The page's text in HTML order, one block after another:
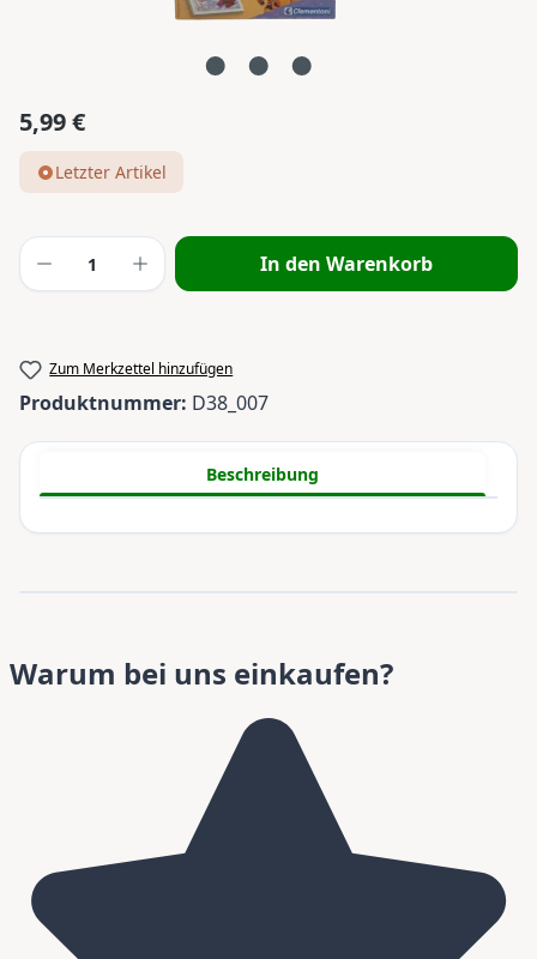
Regulärer Preis:
5,99 €
Letzter Artikel
Produkt Anzahl: Gib den gewünschten
In den Warenkorb
Zum Merkzettel hinzufügen
Produktnummer: D38_007
Beschreibung
Warum bei uns einkaufen?